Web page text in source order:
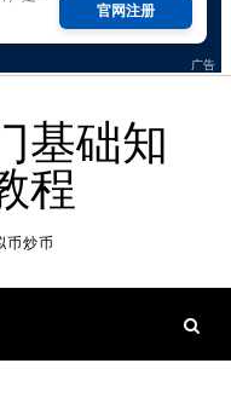
基础知
程
币炒币